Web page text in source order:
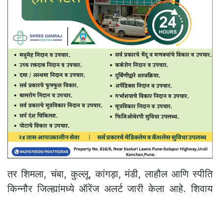
तर शिमला, चंबा, कुल्लू, कांगड़ा, मंडी, लाहौल आणि स्पीति
किन्नौर जिल्ह्यांमध्ये ऑरेंज अलर्ट जारी केला आहे. शिवाय